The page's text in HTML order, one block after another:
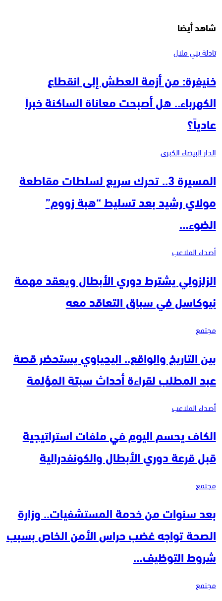
شاهد أيضا
تادلة بني ملال
خنيفرة: من أزمة العطش إلى انقطاع
الكهرباء.. هل أصبحت معاناة الساكنة خبراً
عادياً؟
الدار البيضاء الكبرى
المسيرة 3.. تحرك سريع لسلطات مقاطعة
مولاي رشيد بعد تسليط “هبة زووم”
الضوء…
أصداء الملاعب
الزلزولي يشترط دوري الأبطال ويعقد مهمة
نيوكاسل في سباق التعاقد معه
مجتمع
بين التاريخ والواقع.. اليحياوي يستحضر قصة
عبد المطلب لقراءة أحداث سبتة المؤلمة
أصداء الملاعب
الكاف يحسم اليوم في ملفات استراتيجية
قبل قرعة دوري الأبطال والكونفدرالية
مجتمع
بعد سنوات من خدمة المستشفيات.. وزارة
الصحة تواجه غضب حراس الأمن الخاص بسبب
شروط التوظيف…
مجتمع